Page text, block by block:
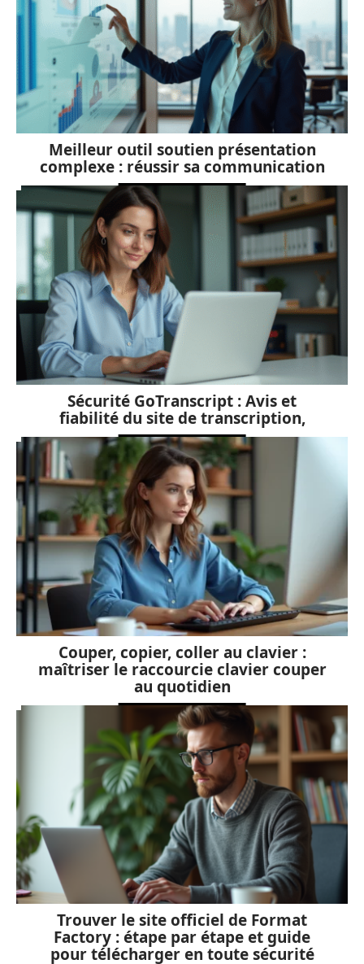
Meilleur outil soutien présentation
complexe : réussir sa communication
Sécurité GoTranscript : Avis et
fiabilité du site de transcription,
Couper, copier, coller au clavier :
maîtriser le raccourcie clavier couper
au quotidien
Trouver le site officiel de Format
Factory : étape par étape et guide
pour télécharger en toute sécurité